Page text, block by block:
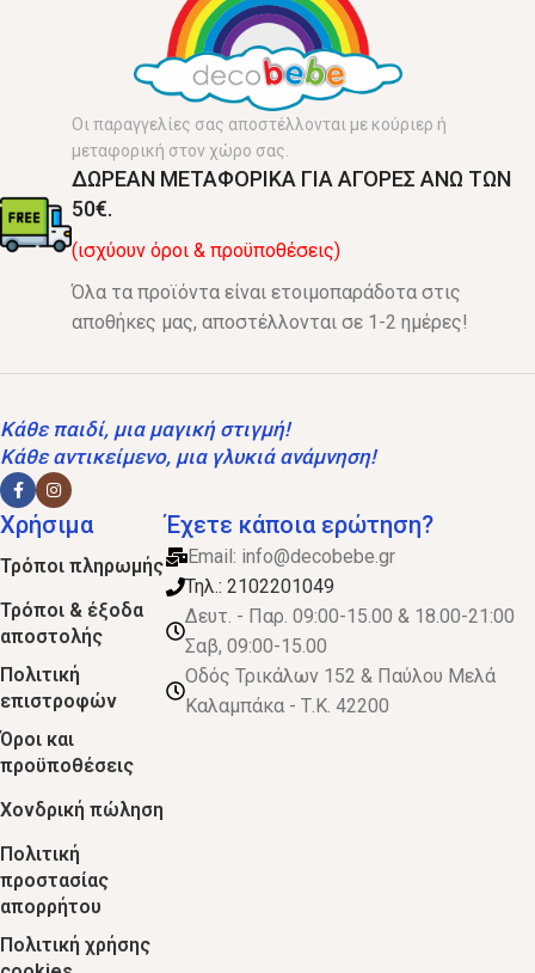
Οι παραγγελίες σας αποστέλλονται με κούριερ ή
μεταφορική στον χώρο σας.
ΔΩΡΕΑΝ ΜΕΤΑΦΟΡΙΚΑ ΓΙΑ ΑΓΟΡΕΣ ΑΝΩ ΤΩΝ
50€.
(ισχύουν όροι & προϋποθέσεις)
Όλα τα προϊόντα είναι ετοιμοπαράδοτα στις
αποθήκες μας, αποστέλλονται σε 1-2 ημέρες!
Κάθε παιδί, μια μαγική στιγμή!
Κάθε αντικείμενο, μια γλυκιά ανάμνηση!
Χρήσιμα
Τρόποι πληρωμής
Τρόποι & έξοδα
αποστολής
Πολιτική
επιστροφών
Όροι και
προϋποθέσεις
Χονδρική πώληση
Πολιτική
προστασίας
απορρήτου
Πολιτική χρήσης
Έχετε κάποια ερώτηση?
Email: info@decobebe.gr
Τηλ.: 2102201049
Δευτ. - Παρ. 09:00-15.00 & 18.00-21:00
Σαβ, 09:00-15.00
Οδός Τρικάλων 152 & Παύλου Μελά
Καλαμπάκα - Τ.Κ. 42200